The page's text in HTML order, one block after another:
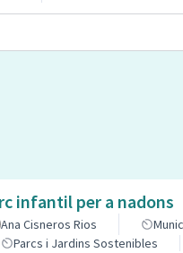
infantil per a nadons
Ana Cisneros Rios
Parcs i Jardins Sostenibles